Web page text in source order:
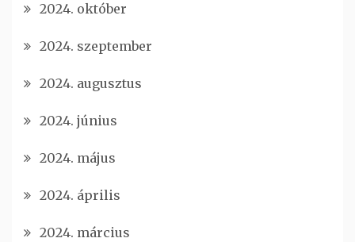
2024. október
2024. szeptember
2024. augusztus
2024. június
2024. május
2024. április
2024. március